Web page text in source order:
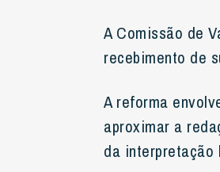
A Comissão de
recebimento de
A reforma
aproximar a
da interpretação